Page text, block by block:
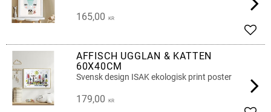
165,00 KR
Add
AFFISCH UGGLAN & KATTEN
60X40CM
Svensk design ISAK ekologisk print poster
179,00 KR